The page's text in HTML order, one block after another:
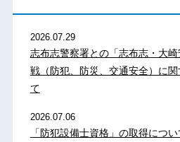
2026.07.29
志布志警察署との「志布志・大
戦（防犯、防災、交通安全）に
て
2026.07.06
「防犯設備士資格」の取得につい